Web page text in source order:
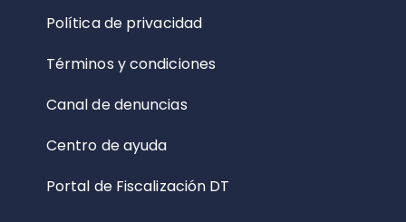
Política de privacidad
Términos y condiciones
Canal de denuncias
Centro de ayuda
Portal de Fiscalización DT